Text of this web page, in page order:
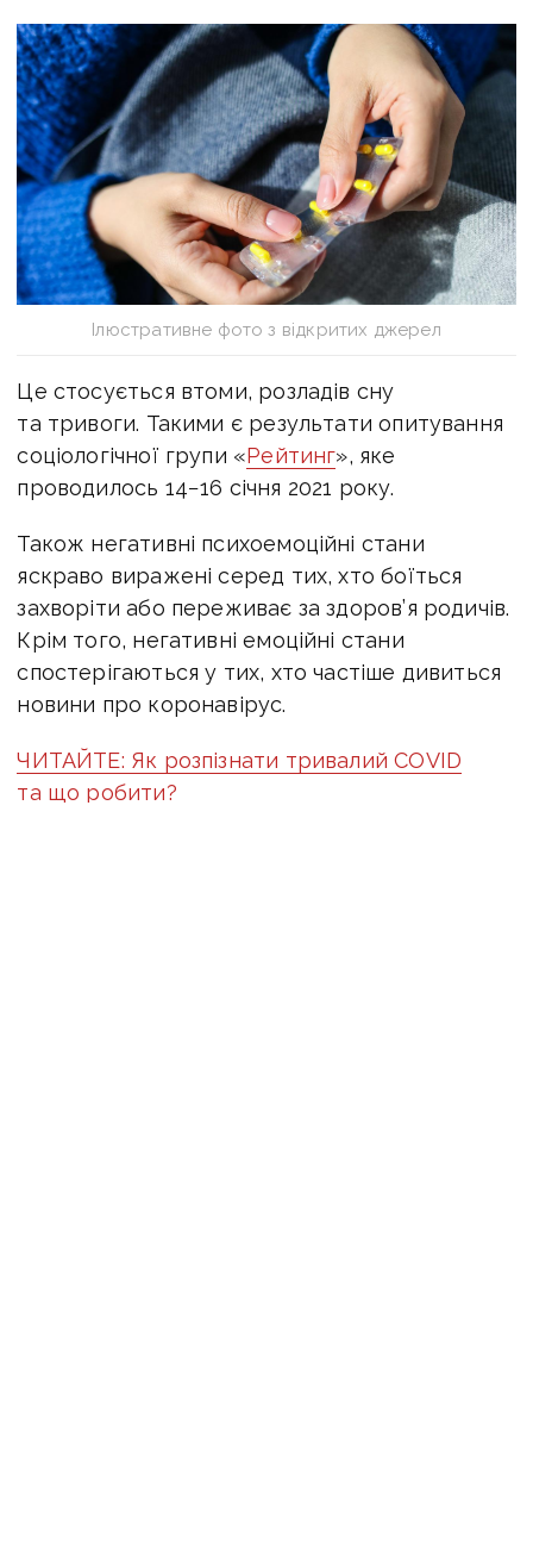
Ілюстративне фото з відкритих джерел
Це стосується втоми, розладів сну
та тривоги. Такими є результати опитування
соціологічної групи «Рейтинг», яке
проводилось 14−16 січня 2021 року.
Також негативні психоемоційні стани
яскраво виражені серед тих, хто боїться
захворіти або переживає за здоров’я родичів.
Крім того, негативні емоційні стани
спостерігаються у тих, хто частіше дивиться
новини про коронавірус.
ЧИТАЙТЕ: Як розпізнати тривалий COVID
та що робити?